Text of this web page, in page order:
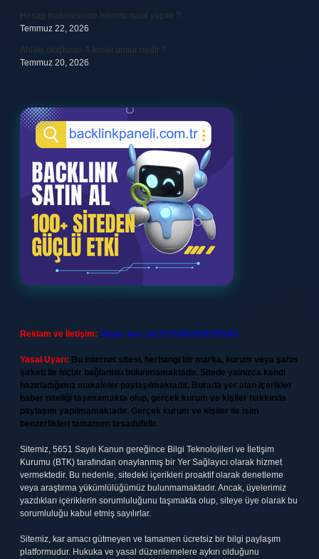
Hesap makinesinde iskonto nasıl yapılır ?
Temmuz 22, 2026
Ahlaki oluşturan 4 temel unsur nedir ?
Temmuz 20, 2026
Reklam ve İletişim: Skype: live:.cid.575569c608265c69
Yasal Uyarı: Bu internet sitesi, herhangi bir marka, kurum veya şahıs
şirketi ile hiçbir bağlantısı bulunmamaktadır. Sitede yalnızca kendi
hazırladığımız makaleler paylaşılmaktadır. Burada yer alan içerikler
haber niteliği taşımamakta olup, gerçek kurum ve kişiler hakkında
paylaşım yapılmamaktadır. Gerçek kurum ve kişiler ile isim
benzerlikleri tamamen tesadüfidir.
Sitemiz, 5651 Sayılı Kanun gereğince Bilgi Teknolojileri ve İletişim
Kurumu (BTK) tarafından onaylanmış bir Yer Sağlayıcı olarak hizmet
vermektedir. Bu nedenle, sitedeki içerikleri proaktif olarak denetleme
veya araştırma yükümlülüğümüz bulunmamaktadır. Ancak, üyelerimiz
yazdıkları içeriklerin sorumluluğunu taşımakta olup, siteye üye olarak bu
sorumluluğu kabul etmiş sayılırlar.
Sitemiz, kar amacı gütmeyen ve tamamen ücretsiz bir bilgi paylaşım
platformudur. Hukuka ve yasal düzenlemelere aykırı olduğunu